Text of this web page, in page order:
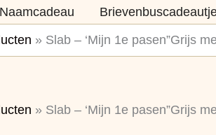
Naamcadeau
» Slab – ‘Mijn 1e pasen”Grijs
» Slab – ‘Mijn 1e pasen”Grijs